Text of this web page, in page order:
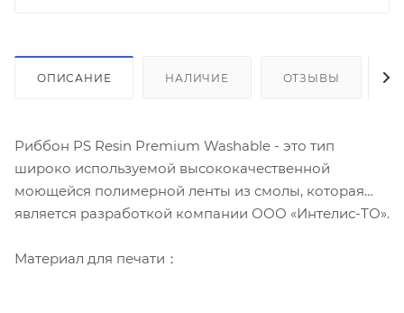
ОПИСАНИЕ НАЛИЧИЕ ОТЗЫВЫ
Риббон PS Resin Premium Washable - это тип
широко используемой высококачественной
моющейся полимерной ленты из смолы, которая
является разработкой компании ООО «Интелис-ТО».
Материал для печати：